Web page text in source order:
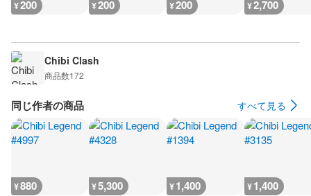
¥200 ¥200 ¥200 ¥2,700
Chibi Clash
商品数172
同じ作者の商品 すべて見る
¥880 ¥5,300 ¥1,400 ¥1,400